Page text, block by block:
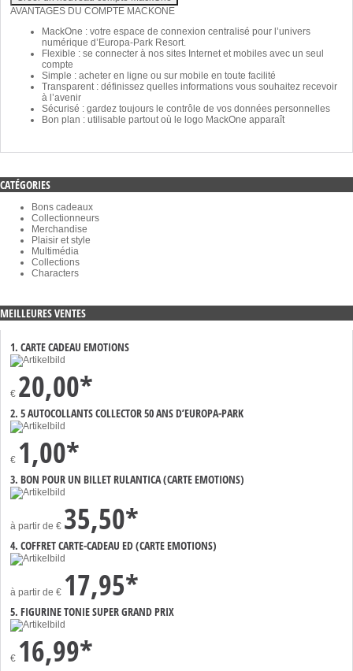
AVANTAGES DU COMPTE MACKONE
MackOne : votre espace de connexion centralisé pour l’univers
numérique d’Europa-Park Resort.
Flexible : se connecter à nos sites Internet et mobiles avec un seul
compte
Simple : acheter en ligne ou sur mobile en toute facilité
Transparent : définissez quelles informations vous souhaitez recevoir
à l’avenir
Sécurisé : gardez toujours le contrôle de vos données personnelles
Bon plan : utilisable partout où le logo MackOne apparaît
CATÉGORIES
Bons cadeaux
Collectionneurs
Merchandise
Plaisir et style
Multimédia
Collections
Characters
MEILLEURES VENTES
1. CARTE CADEAU EMOTIONS
€ 20,00*
2. 5 AUTOCOLLANTS COLLECTOR 50 ANS D’EUROPA-PARK
€ 1,00*
3. BON POUR UN BILLET RULANTICA (CARTE EMOTIONS)
à partir de € 35,50*
4. COFFRET CARTE-CADEAU ED (CARTE EMOTIONS)
à partir de € 17,95*
5. FIGURINE TONIE SUPER GRAND PRIX
€ 16,99*